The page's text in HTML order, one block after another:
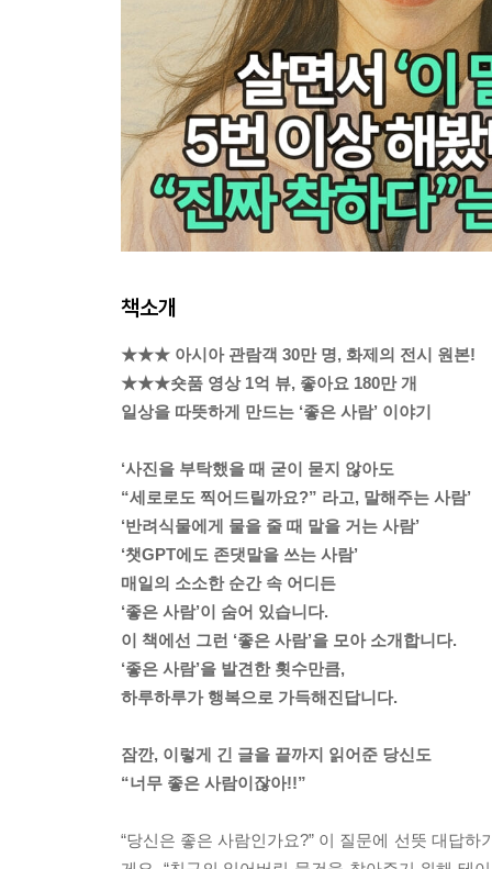
책소개
★★★ 아시아 관람객 30만 명, 화제의 전시 원본!
★★★숏품 영상 1억 뷰, 좋아요 180만 개
일상을 따뜻하게 만드는 ‘좋은 사람’ 이야기
‘사진을 부탁했을 때 굳이 묻지 않아도
“세로로도 찍어드릴까요?” 라고, 말해주는 사람’
‘반려식물에게 물을 줄 때 말을 거는 사람’
‘챗GPT에도 존댓말을 쓰는 사람’
매일의 소소한 순간 속 어디든
‘좋은 사람’이 숨어 있습니다.
이 책에선 그런 ‘좋은 사람’을 모아 소개합니다.
‘좋은 사람’을 발견한 횟수만큼,
하루하루가 행복으로 가득해진답니다.
잠깐, 이렇게 긴 글을 끝까지 읽어준 당신도
“너무 좋은 사람이잖아!!”
“당신은 좋은 사람인가요?” 이 질문에 선뜻 대답